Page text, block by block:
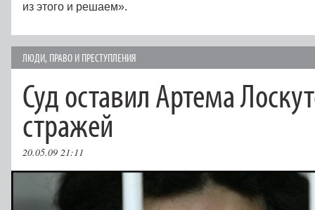
из этого и решаем».
ЛЮДИ, ПРАВО И ПРЕСТУПЛЕНИЯ
Суд оставил Артема
стражей
20.05.09 21:11